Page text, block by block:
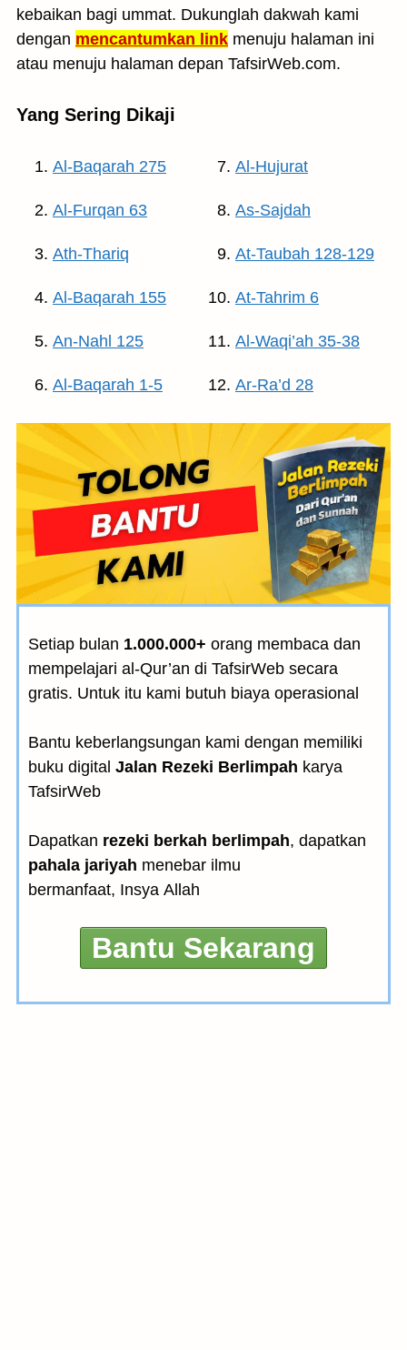
kebaikan bagi ummat. Dukunglah dakwah kami
dengan mencantumkan link menuju halaman ini
atau menuju halaman depan TafsirWeb.com.
Yang Sering Dikaji
Al-Baqarah 275
Al-Furqan 63
Ath-Thariq
Al-Baqarah 155
An-Nahl 125
Al-Baqarah 1-5
Al-Hujurat
As-Sajdah
At-Taubah 128-129
At-Tahrim 6
Al-Waqi’ah 35-38
Ar-Ra’d 28
Setiap bulan 1.000.000+ orang membaca dan
mempelajari al-Qur’an di TafsirWeb secara
gratis. Untuk itu kami butuh biaya operasional
Bantu keberlangsungan kami dengan memiliki
buku digital Jalan Rezeki Berlimpah karya
TafsirWeb
Dapatkan rezeki berkah berlimpah, dapatkan
pahala jariyah menebar ilmu
bermanfaat, Insya Allah
Bantu Sekarang